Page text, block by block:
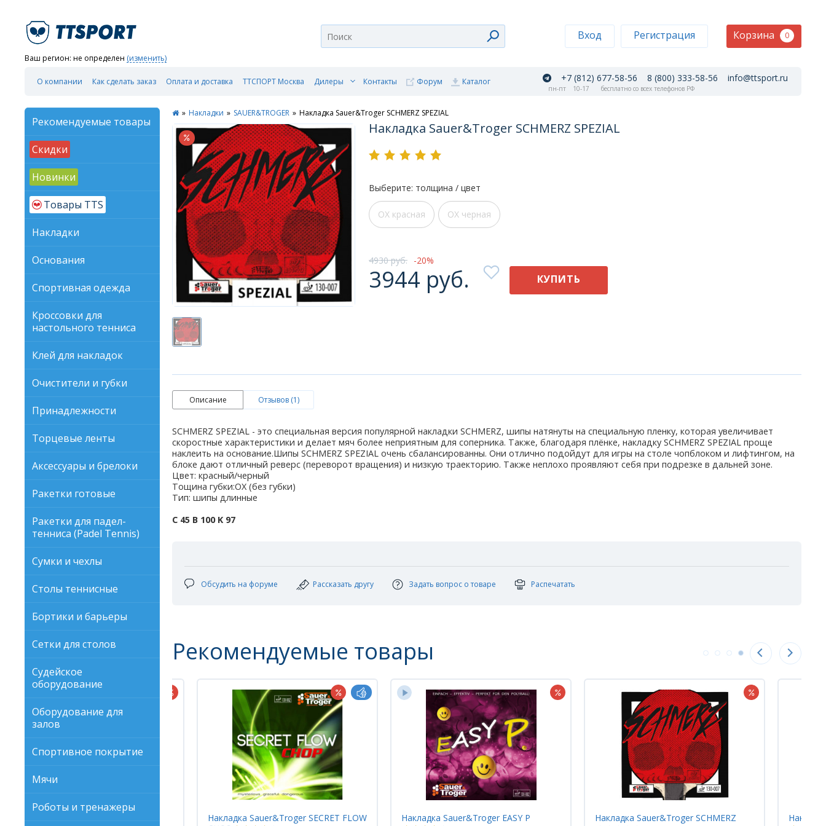
Ваш регион: не определен (изменить)
Вход Регистрация Корзина 0
О компании Как сделать заказ Оплата и доставка ТТСПОРТ Москва Дилеры Контакты Форум Каталог +7 (812) 677-58-56 8 (800) 333-58-56 info@ttsport.ru
пн-пт 10-17 бесплатно со всех телефонов РФ
Рекомендуемые товары
Скидки
Новинки
Товары TTS
Накладки
Основания
Спортивная одежда
Кроссовки для
настольного тенниса
Клей для накладок
Очистители и губки
Принадлежности
Торцевые ленты
Аксессуары и брелоки
Ракетки готовые
Ракетки для падел-
тенниса (Padel Tennis)
Сумки и чехлы
Столы теннисные
Бортики и барьеры
Сетки для столов
Судейское
оборудование
Оборудование для
залов
Спортивное покрытие
Мячи
Роботы и тренажеры
» Накладки » SAUER&TROGER » Накладка Sauer&Troger SCHMERZ SPEZIAL
Накладка Sauer&Troger SCHMERZ SPEZIAL
Выберите: толщина / цвет
OX красная OX черная
4930 руб. 20
3944 руб. КУПИТЬ
Описание Отзывов (1)
SCHMERZ SPEZIAL - это специальная версия популярной накладки SCHMERZ, шипы натянуты на специальную пленку, которая увеличивает
скоростные характеристики и делает мяч более неприятным для соперника. Также, благодаря плёнке, накладку SCHMERZ SPEZIAL проще
наклеить на основание.Шипы SCHMERZ SPEZIAL очень сбалансированны. Они отлично подойдут для игры на столе чопблоком и лифтингом, на
блоке дают отличный реверс (переворот вращения) и низкую траекторию. Также неплохо проявляют себя при подрезке в дальней зоне.
Цвет: красный/черный
Тощина губки:OX (без губки)
Тип: шипы длинные
C 45 В 100 K 97
Обсудить на форуме Рассказать другу Задать вопрос о товаре Распечатать
Рекомендуемые товары
Накладка Sauer&Troger EASY P Накладка Sauer&Troger SCHMERZ Накладка Sauer&Troger HELLFIRE